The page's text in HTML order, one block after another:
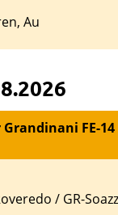
Au
FE-14
/ GR-